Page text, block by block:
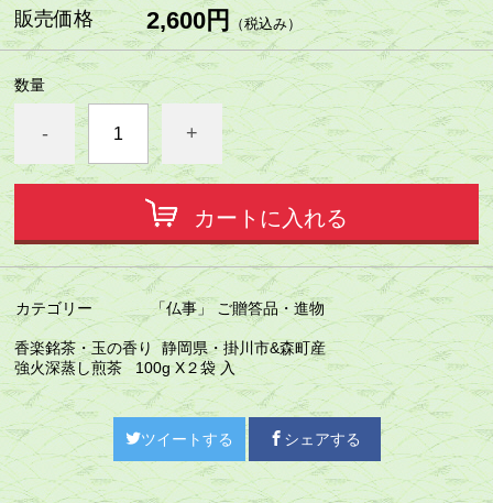
販売価格 2,600円 （税込み）
数量
- +
カートに入れる
カテゴリー 「仏事」 ご贈答品・進物
香楽銘茶・玉の香り 静岡県・掛川市&森町産
強火深蒸し煎茶 100g X２袋 入
ツイートする シェアする